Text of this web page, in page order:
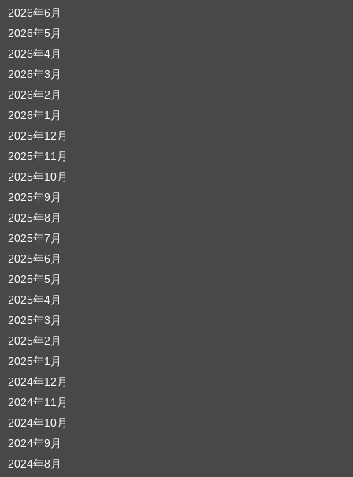
2026年6月
2026年5月
2026年4月
2026年3月
2026年2月
2026年1月
2025年12月
2025年11月
2025年10月
2025年9月
2025年8月
2025年7月
2025年6月
2025年5月
2025年4月
2025年3月
2025年2月
2025年1月
2024年12月
2024年11月
2024年10月
2024年9月
2024年8月